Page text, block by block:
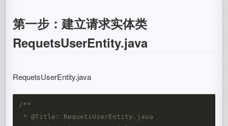
第一步：建立请求实体类
RequetsUserEntity.java
RequetsUserEntity.java
/**